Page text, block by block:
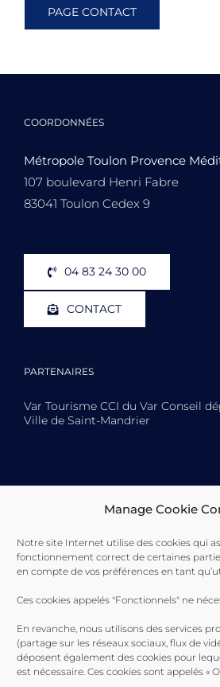
Manage Cookie
Notre site Internet utilise des cookies qui
fonctionnement correct de certaines
en compte de vos préférences en tant
Ces cookies appelés "Fonctionnels" ne
En revanche, nous utilisons des services
(partage sur les réseaux sociaux, flux de
déposent également des cookies pour
est nécessaire. Ces cookies sont appelés «
PAGE CONTACT
COORDONNÉES
Métropole Toulon Provence
107 boulevard Henri Fabre
83041 Toulon Cedex 9
04 83 24 30 00
CONTACT
PARTENAIRES
Var Tourisme CCI du Var Conseil
Ville de Saint-Mandrier
Toulon Provence Méditerranée